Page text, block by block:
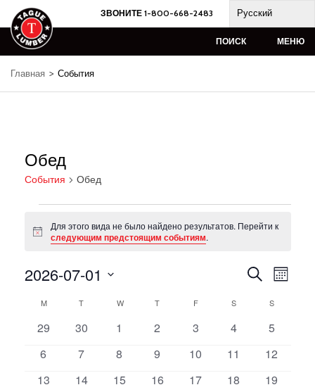
Skip
to
content
ЗВОНИТЕ 1-800-668-2483 Русский
ПОИСК МЕНЮ
Главная > События
Обед
События Обед
Notice
Для этого вида не было найдено результатов. Перейти к
следующим предстоящим событиям.
События
Навигация
Поиск
по
Месяц
2026-07-01
Календарь
MПОНЕДЕЛЬНИК
T ВТОРНИКWСРЕДА T FПЯТНИЦА
SСУББОТАS
0
29
0
30
0
1
0
2
0
3
0
4
0
5
0
6
0
7
0
8
0
9
0
10
0
11
0
12
0
13
0
14
0
15
0
16
0
17
0
18
0
19